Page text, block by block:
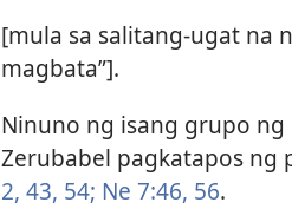
[mula sa salitang-ugat na
magbata”].
Ninuno ng isang grupo
Zerubabel pagkatapos ng
2, 43, 54; Ne 7:46, 56.